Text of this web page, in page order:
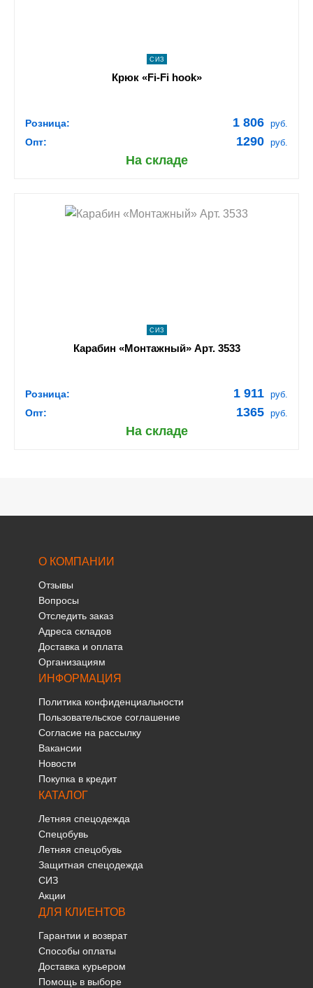
СИЗ
Крюк «Fi-Fi hook»
Розница: 1 806 руб.
Опт: 1290 руб.
На складе
shopping_cart В КОРЗИНУ
СИЗ
Карабин «Монтажный» Арт. 3533
Розница: 1 911 руб.
Опт: 1365 руб.
На складе
О КОМПАНИИ
Отзывы
Вопросы
Отследить заказ
Адреса складов
Доставка и оплата
Организациям
ИНФОРМАЦИЯ
Политика конфиденциальности
Пользовательское соглашение
Согласие на рассылку
Вакансии
Новости
Покупка в кредит
КАТАЛОГ
Летняя спецодежда
Спецобувь
Летняя спецобувь
Защитная спецодежда
СИЗ
Акции
ДЛЯ КЛИЕНТОВ
Гарантии и возврат
Способы оплаты
Доставка курьером
Помощь в выборе